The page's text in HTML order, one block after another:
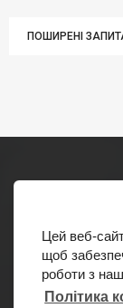
Цей веб-
щоб
роботи з
Політика
ПОШИРЕНІ